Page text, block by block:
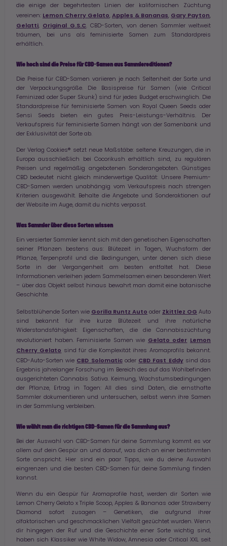
die einige der begehrtesten Linien der kalifornischen Züchtung
vereinen: Lemon Cherry Gelato, Apples & Bananas, Gary Payton,
Gelatti, Original G.S.C. CBD-Sorten, von denen Sammler weltweit
träumen, bei uns als feminisierte Samen zum Standardpreis
erhältlich.
Wie hoch sind die Preise für CBD-Samen aus Sammlereditionen?
Die Preise für CBD-Samen variieren je nach Seltenheit der Sorte und
der Verpackungsgröße. Die Basispreise für Samen (wie Critical
Feminized oder Super Skunk) sind für jedes Budget erschwinglich. Die
Standardpreise für feminisierte Samen von Royal Queen Seeds oder
Sensi Seeds bieten ein gutes Preis-Leistungs-Verhältnis. Der
Verkaufspreis für feminisierte Samen hängt von der Samenbank und
der Exklusivität der Sorte ab.
Der Verlag Cookies® setzt neue Maßstäbe: seltene Kreuzungen, die in
Europa ausschließlich bei Cocorikush erhältlich sind, zu regulären
Preisen und regelmäßig angebotenen Sonderangeboten. Günstiges
CBD bedeutet nicht gleich minderwertige Qualität: Unsere Premium-
CBD-Samen werden unabhängig vom Verkaufspreis nach strengen
Kriterien ausgewählt. Behalte die Angebote und Sonderaktionen auf
der Website im Auge, damit du nichts verpasst.
Was Sammler über diese Sorten wissen
Ein versierter Sammler kennt sich mit den genetischen Eigenschaften
seiner Pflanzen bestens aus: Blütezeit in Tagen, Wuchsform der
Pflanze, Terpenprofil und die Bedingungen, unter denen sich diese
Sorte in der Vergangenheit am besten entfaltet hat. Diese
Informationen verleihen jedem Sammelsamen einen besonderen Wert
– über das Objekt selbst hinaus bewahrt man damit eine botanische
Geschichte.
Selbstblühende Sorten wie Gorilla Runtz Auto oder Zkittlez OG Auto
sind bekannt für ihre kurze Blütezeit und ihre natürliche
Widerstandsfähigkeit: Eigenschaften, die die Cannabiszüchtung
revolutioniert haben. Feminisierte Samen wie
Gelato oder Lemon
Cherry Gelato
sind für die Komplexität ihres Aromaprofils bekannt.
CBD-Auto-Sorten wie CBD Solomaticoder CBD Fast Eddysind das
Ergebnis jahrelanger Forschung im Bereich des auf das Wohlbefinden
ausgerichteten Cannabis Sativa. Keimung, Wachstumsbedingungen
der Pflanze, Ertrag in Tagen: All dies sind Daten, die ernsthafte
Sammler dokumentieren und untersuchen, selbst wenn ihre Samen
in der Sammlung verbleiben.
Wie wählt man die richtigen CBD-Samen für die Sammlung aus?
Bei der Auswahl von CBD-Samen für deine Sammlung kommt es vor
allem auf dein Gespür an und darauf, was dich an einer bestimmten
Sorte anspricht. Hier sind ein paar Tipps, wie du deine Auswahl
eingrenzen und die besten CBD-Samen für deine Sammlung finden
kannst.
Wenn du ein Gespür für Aromaprofile hast, werden dir Sorten wie
Lemon Cherry Gelato x Triple Scoop, Apples & Bananas oder Strawberry
Diamond sofort zusagen – Genetiken, die aufgrund ihrer
olfaktorischen und geschmacklichen Vielfalt gezüchtet wurden. Wenn
dir hingegen der Ruf und die Geschichte einer Sorte wichtig sind,
haben sich Klassiker wie White Widow, Amnesia oder Critical XXL seit